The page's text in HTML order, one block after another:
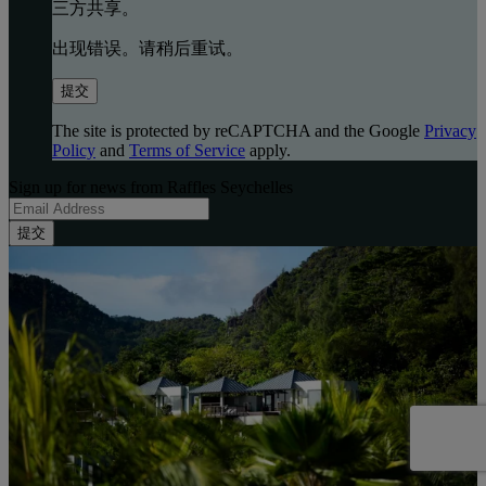
三方共享。
出现错误。请稍后重试。
提交
The site is protected by reCAPTCHA and the Google Privacy
Policy and Terms of Service apply.
提交